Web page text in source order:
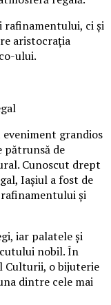
rafinamentului, ci și
aristocrația
ului.
grandios
pătrunsă de
Cunoscut drept
Iașiul a fost de
și
iar palatele și
nobil. În
Culturii, o bijuterie
dintre cele mai